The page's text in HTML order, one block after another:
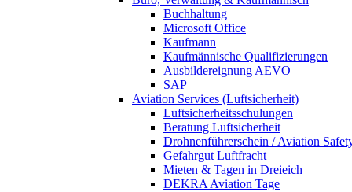
Buchhaltung
Microsoft Office
Kaufmann
Kaufmännische Qualifizierungen
Ausbildereignung AEVO
SAP
Aviation Services (Luftsicherheit)
Luftsicherheitsschulungen
Beratung Luftsicherheit
Drohnenführerschein / Aviation
Gefahrgut Luftfracht
Mieten & Tagen in Dreieich
DEKRA Aviation Tage